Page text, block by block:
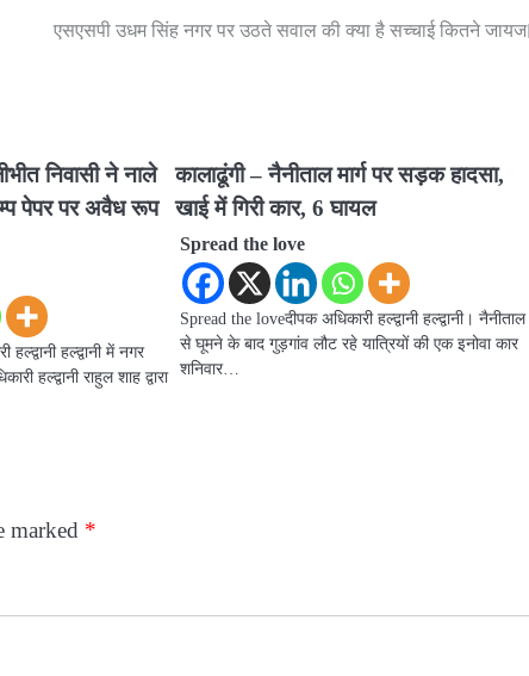
एसएसपी उधम सिंह नगर पर उठते सवाल की क्या है सच्चाई कितने जायज
निवासी ने नाले
पेपर पर अवैध रूप
हल्द्वानी में नगर
हल्द्वानी राहुल शाह द्वारा
कालाढूंगी – नैनीताल मार्ग पर सड़क हादसा,
खाई में गिरी कार, 6 घायल
Spread the love
Spread the loveदीपक अधिकारी हल्द्वानी हल्द्वानी। नैनीताल
से घूमने के बाद गुड़गांव लौट रहे यात्रियों की एक इनोवा कार
शनिवार…
marked *